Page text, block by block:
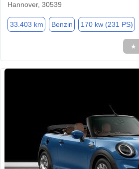
Hannover, 30539
33.403 km Benzin 170 kw (231 PS)
★